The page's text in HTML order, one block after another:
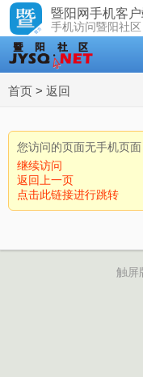
暨阳网手机客
手机访问暨阳社
首页 > 返回
您访问的页面无手机页
继续访问
返回上一页
点击此链接进行跳转
触屏